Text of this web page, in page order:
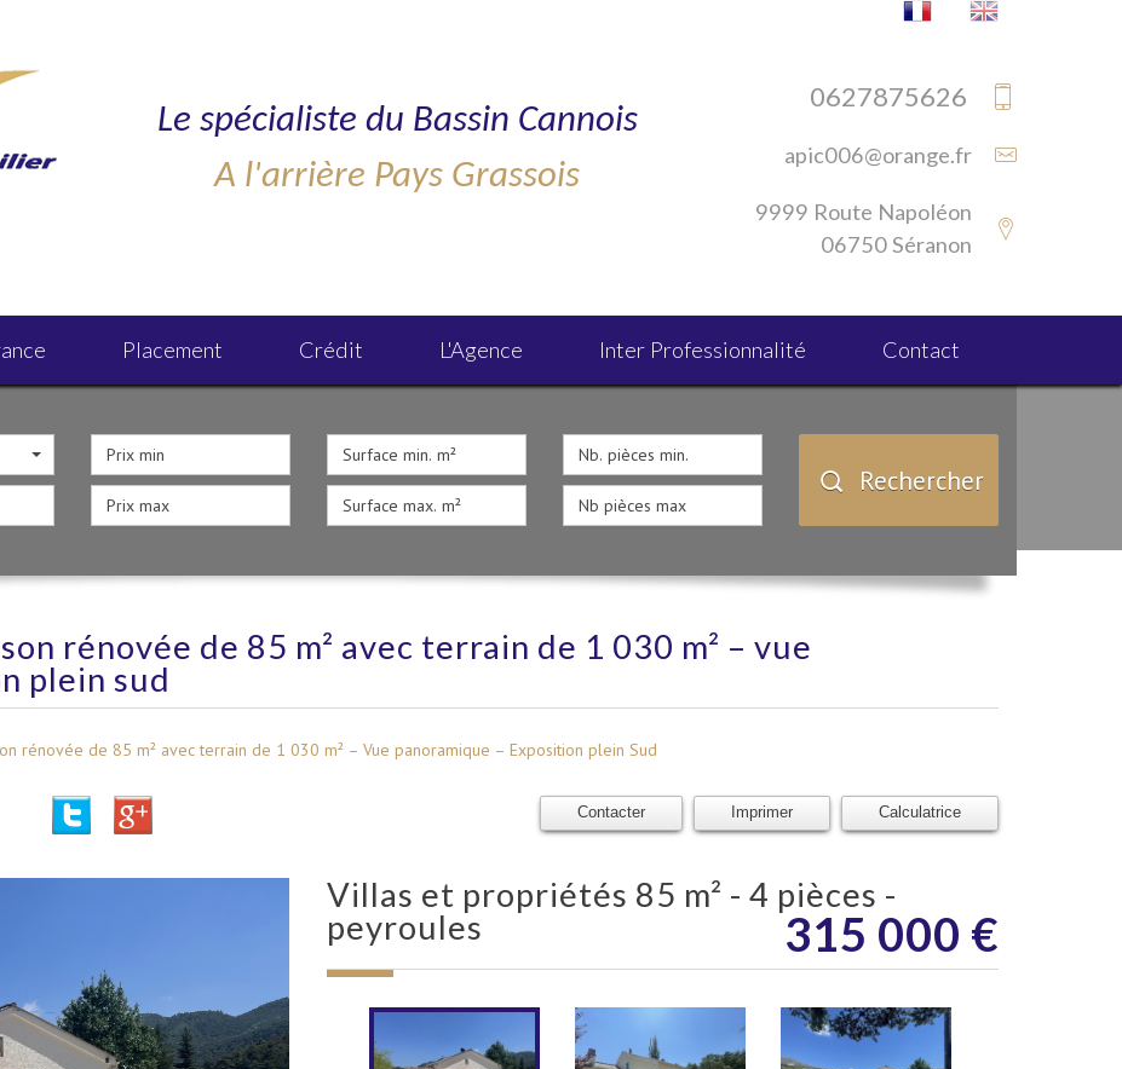
Le spécialiste du Bassin Cannois
A l'arrière Pays Grassois
0627875626
apic006@orange.fr
9999 Route Napoléon
06750 Séranon
Placement Crédit L'agence Inter Professionnalité Contact
Rechercher
rénovée de 85 m² avec terrain de 1 030 m² – vue
plein sud
rénovée de 85 m² avec terrain de 1 030 m² – Vue panoramique – Exposition plein Sud
Contacter Imprimer Calculatrice
villas et propriétés 85 m² - 4 pièces -
peyroules
315 000 €